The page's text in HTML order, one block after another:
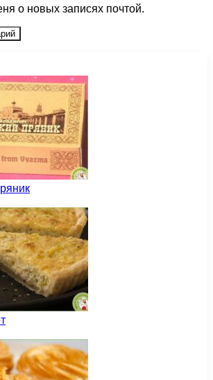
о новых записях почтой.